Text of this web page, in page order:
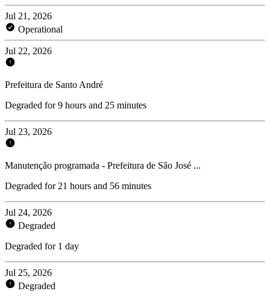
Jul 21, 2026
Operational
Jul 22, 2026
Prefeitura de Santo André
Degraded for 9 hours and 25 minutes
Jul 23, 2026
Manutenção programada - Prefeitura de São José ...
Degraded for 21 hours and 56 minutes
Jul 24, 2026
Degraded
Degraded for 1 day
Jul 25, 2026
Degraded